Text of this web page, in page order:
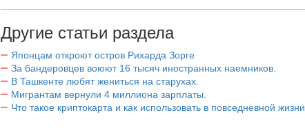
Другие статьи раздела
Японцам откроют остров Рихарда Зорге
За бандеровцев воюют 16 тысяч иностранных наемников.
В Ташкенте любят жениться на старухах.
Мигрантам вернули 4 миллиона зарплаты.
Что такое криптокарта и как использовать в повседневной жизни